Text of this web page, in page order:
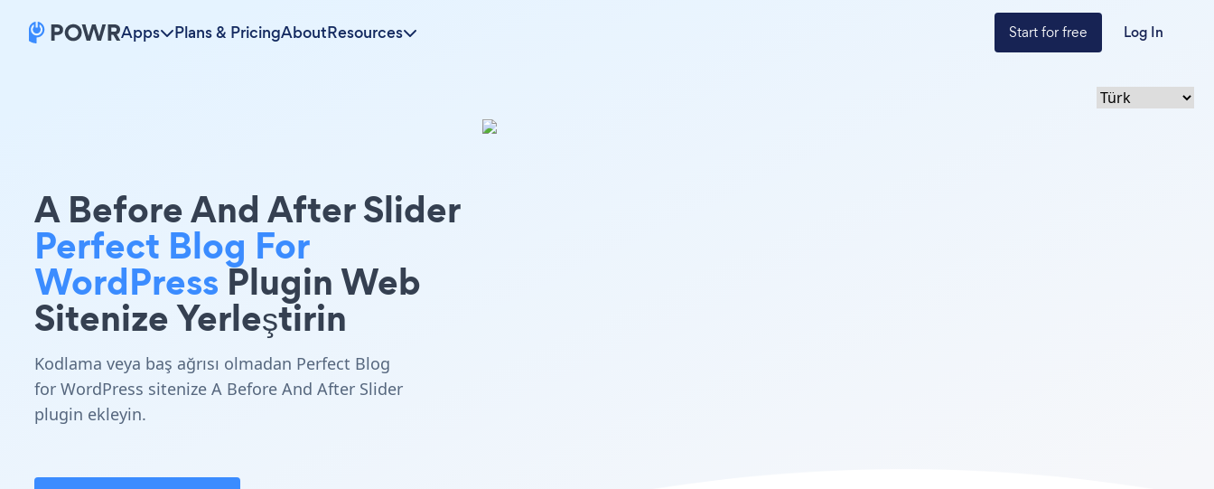
Apps Plans & PricingAboutResources Start for free Log In
A Before And After Slider
Perfect Blog For
WordPressPlugin Web
Sitenize Yerleştirin
Kodlama veya baş ağrısı olmadan Perfect Blog
for WordPress sitenize A Before And After Slider
plugin ekleyin.